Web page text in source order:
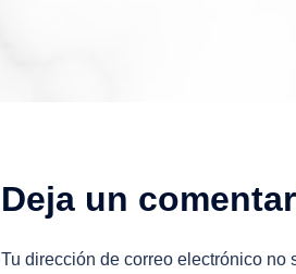
Deja un
Tu dirección de correo electrónico no